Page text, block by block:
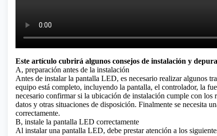
Este artículo cubrirá algunos consejos de instalación y
A, preparación antes de la instalación
Antes de instalar la pantalla LED, es necesario realizar algunos
equipo está completo, incluyendo la pantalla, el controlador, la
necesario confirmar si la ubicación de instalación cumple con
datos y otras situaciones de disposición. Finalmente se necesita
correctamente.
B, instale la pantalla LED correctamente
Al instalar una pantalla LED, debe prestar atención a los